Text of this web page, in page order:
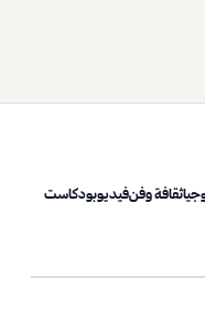
ثقافة وفنفيديوبودكاست